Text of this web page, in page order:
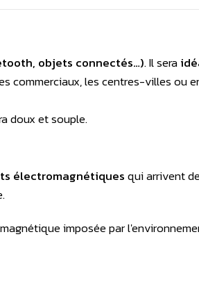
objets connectés…). Il sera
commerciaux, les centres-villes ou
doux et souple.
électromagnétiquesqui arrivent
imposée par
du cou (gorge, thyroïde, nuque)